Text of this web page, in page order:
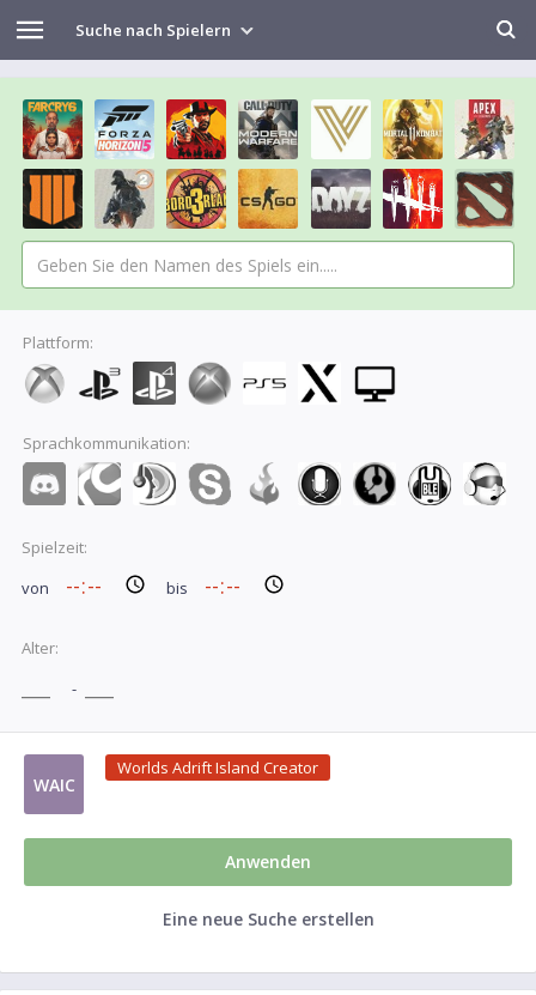
Suche nach Spielern
Plattform:
Sprachkommunikation:
Spielzeit:
von
bis
Alter:
-
WAIC
Worlds Adrift Island Creator
Anwenden
Eine neue Suche erstellen